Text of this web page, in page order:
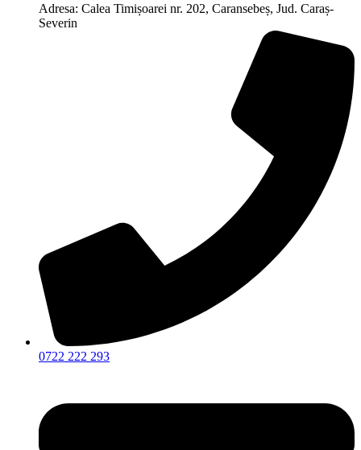
Adresa: Calea Timișoarei nr. 202, Caransebeș, Jud. Caraș-
Severin
0722 222 293